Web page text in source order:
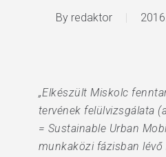
By redaktor
„Elkészült Miskolc
tervének felülvizsgálata
= Sustainable Urban
munkaközi fázisban